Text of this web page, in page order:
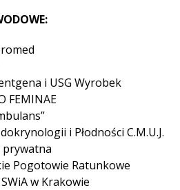
i USG Wyrobek
FEMINAE
i Płodności C.M.U.J.
prywatna
Pogotowie Ratunkowe
w Krakowie